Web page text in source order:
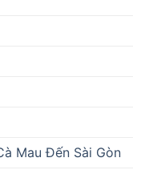
Mau Đến Sài Gòn